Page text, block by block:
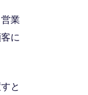
業
に
と